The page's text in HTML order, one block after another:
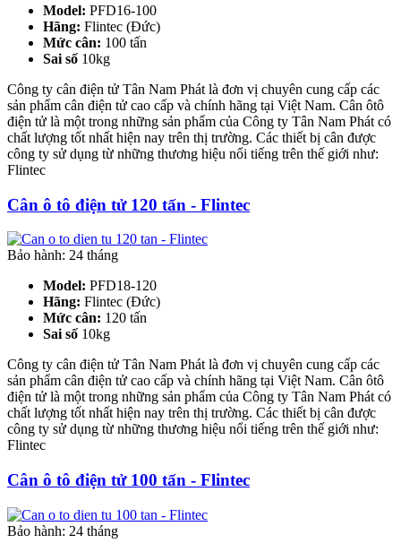
Model: PFD16-100
Hãng: Flintec (Đức)
Mức cân: 100 tấn
Sai số 10kg
Công ty cân điện tử Tân Nam Phát là đơn vị chuyên cung cấp các
sản phẩm cân điện tử cao cấp và chính hãng tại Việt Nam. Cân ôtô
điện tử là một trong những sản phẩm của Công ty Tân Nam Phát có
chất lượng tốt nhất hiện nay trên thị trường. Các thiết bị cân được
công ty sử dụng từ những thương hiệu nổi tiếng trên thế giới như:
Flintec
Cân ô tô điện tử 120 tấn - Flintec
Bảo hành: 24 tháng
Model: PFD18-120
Hãng: Flintec (Đức)
Mức cân: 120 tấn
Sai số 10kg
Công ty cân điện tử Tân Nam Phát là đơn vị chuyên cung cấp các
sản phẩm cân điện tử cao cấp và chính hãng tại Việt Nam. Cân ôtô
điện tử là một trong những sản phẩm của Công ty Tân Nam Phát có
chất lượng tốt nhất hiện nay trên thị trường. Các thiết bị cân được
công ty sử dụng từ những thương hiệu nổi tiếng trên thế giới như:
Flintec
Cân ô tô điện tử 100 tấn - Flintec
Bảo hành: 24 tháng